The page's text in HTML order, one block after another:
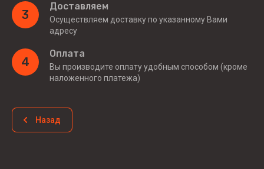
3
Доставляем
Осуществляем доставку по указанному Вами
адресу
4
Оплата
Вы производите оплату удобным способом (кроме
наложенного платежа)
Назад